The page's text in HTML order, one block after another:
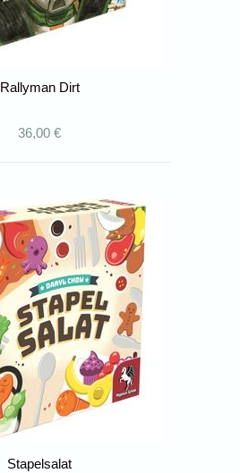
Rallyman Dirt
36,00 €
Stapelsalat